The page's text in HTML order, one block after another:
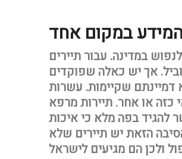
במקום אחד
במדינה. עבור תיירים
אך יש כאלה שפוקדים
דמיינתם שקיימות. עשרות
כזה או אחר. תיירות מרפא
להגיד בפה מלא כי איכות
הזאת יש תיירים שלא